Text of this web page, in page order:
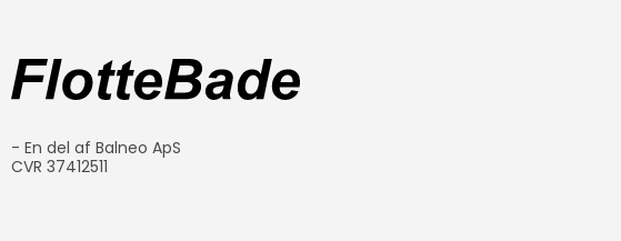
- En del af Balneo ApS
CVR 37412511